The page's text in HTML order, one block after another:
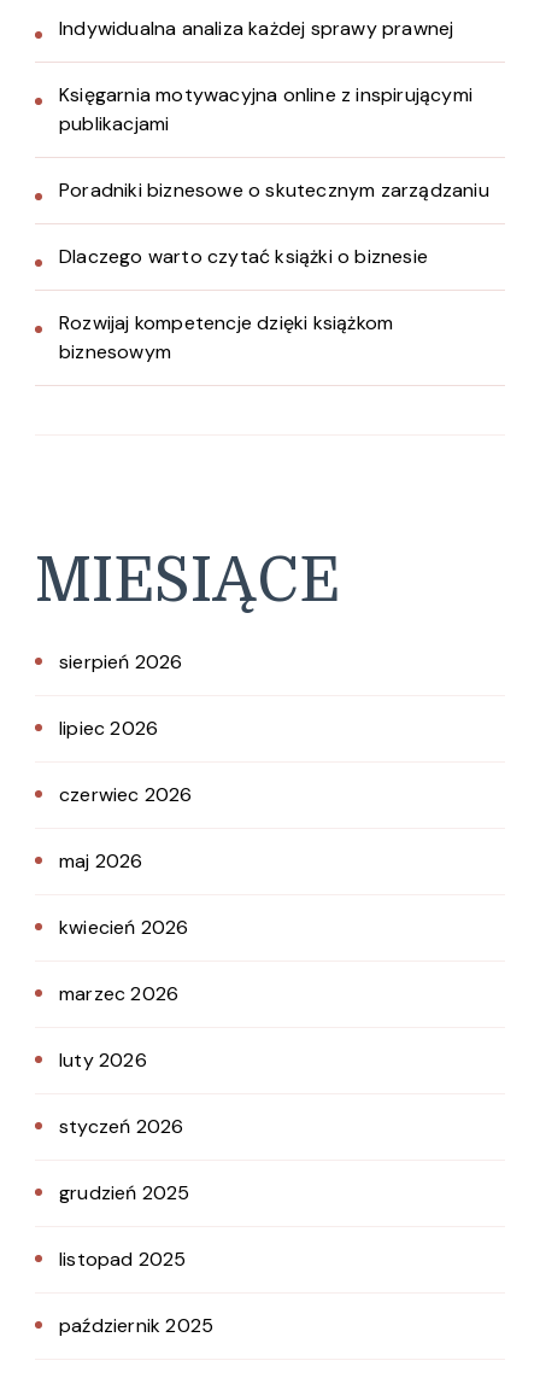
Indywidualna analiza każdej sprawy prawnej
Księgarnia motywacyjna online z inspirującymi
publikacjami
Poradniki biznesowe o skutecznym zarządzaniu
Dlaczego warto czytać książki o biznesie
Rozwijaj kompetencje dzięki książkom
biznesowym
MIESIĄCE
sierpień 2026
lipiec 2026
czerwiec 2026
maj 2026
kwiecień 2026
marzec 2026
luty 2026
styczeń 2026
grudzień 2025
listopad 2025
październik 2025